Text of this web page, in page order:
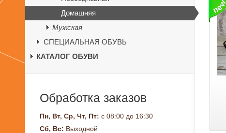
Домашняя
Мужская
СПЕЦИАЛЬНАЯ ОБУВЬ
КАТАЛОГ ОБУВИ
Обработка заказов
Пн, Вт, Ср, Чт, Пт: с 08:00 до 16:30
Сб, Вс: Выходной